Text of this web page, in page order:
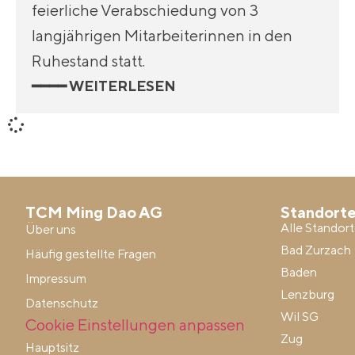
feierliche Verabschiedung von 3
langjährigen Mitarbeiterinnen in den
Ruhestand statt.
━━━━ WEITERLESEN
TCM Ming Dao AG
Über uns
Häufig gestellte Fragen
Impressum
Datenschutz
Cookie Einstellungen anpassen
Hauptsitz
Alle
Bad Zurzach
Baden
Lenzburg
Wil SG
Zug